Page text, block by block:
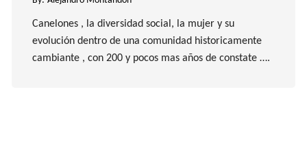
Canelones , la diversidad social, la mujer y su
evolución dentro de una comunidad historicamente
cambiante , con 200 y pocos mas años de constate ….